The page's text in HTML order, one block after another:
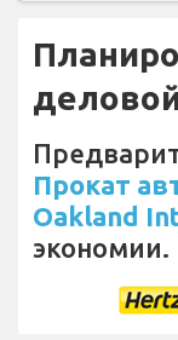
Прокат
Oakland
экономии.